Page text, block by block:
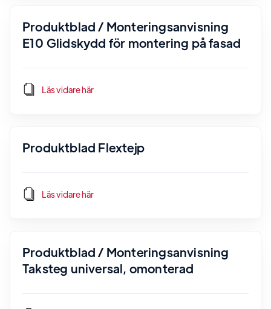
Produktblad / Monteringsanvisning
E10 Glidskydd för montering på fasad
Läs vidare här
Produktblad Flextejp
Läs vidare här
Produktblad / Monteringsanvisning
Taksteg universal, omonterad